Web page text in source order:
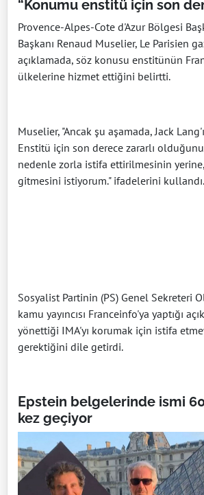
“Konumu enstitü için son
Provence-Alpes-Cote d'Azur Bölgesi
Başkanı Renaud Muselier, Le Parisien
açıklamada, söz konusu enstitünün
ülkelerine hizmet ettiğini belirtti.
Muselier, "Ancak şu aşamada, Jack
Enstitü için son derece zararlı
nedenle zorla istifa ettirilmesinin
gitmesini istiyorum." ifadelerini kullandı.
Sosyalist Partinin (PS) Genel Sekreteri
kamu yayıncısı Franceinfo'ya yaptığı
yönettiği IMA'yı korumak için istifa
gerektiğini dile getirdi.
Epstein belgelerinde ismi
kez geçiyor